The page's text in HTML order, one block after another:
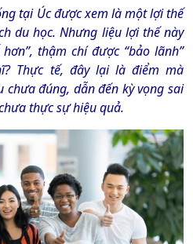
tại Úc được xem là một lợi thế
du học. Nhưng liệu lợi thế này
thậm chí được “bảo lãnh”
Thực tế, đây lại là điểm mà
đúng, dẫn đến kỳ vọng sai
thực sự hiệu quả.